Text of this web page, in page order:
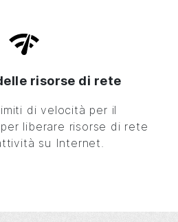
risorse di rete
di velocità per il
liberare risorse di rete
su Internet.